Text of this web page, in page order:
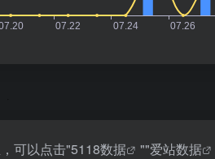
可以点击"5118数据 ""爱站数据